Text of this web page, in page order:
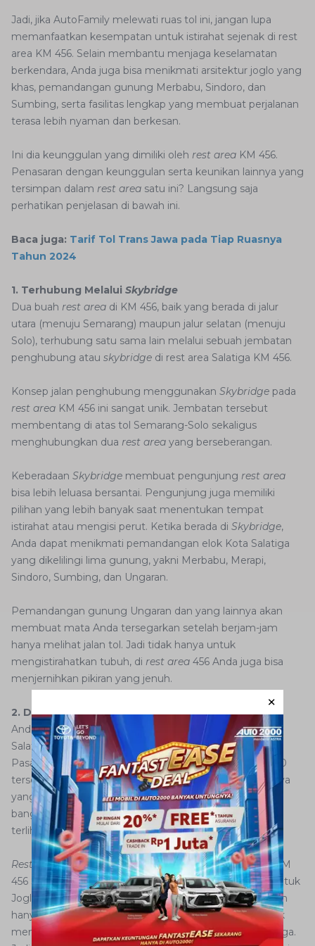
Jadi, jika AutoFamily melewati ruas tol ini, jangan lupa
memanfaatkan kesempatan untuk istirahat sejenak di rest
area KM 456. Selain membantu menjaga keselamatan
berkendara, Anda juga bisa menikmati arsitektur joglo yang
khas, pemandangan gunung Merbabu, Sindoro, dan
Sumbing, serta fasilitas lengkap yang membuat perjalanan
terasa lebih nyaman dan berkesan.
Ini dia keunggulan yang dimiliki oleh rest area KM 456.
Penasaran dengan keunggulan serta keunikan lainnya yang
tersimpan dalam rest area satu ini? Langsung saja
perhatikan penjelasan di bawah ini.
Baca juga: Tarif Tol Trans Jawa pada Tiap Ruasnya
Tahun 2024
1. Terhubung Melalui Skybridge
Dua buah rest area di KM 456, baik yang berada di jalur
utara (menuju Semarang) maupun jalur selatan (menuju
Solo), terhubung satu sama lain melalui sebuah jembatan
penghubung atau skybridge di rest area Salatiga KM 456.
Konsep jalan penghubung menggunakan Skybridge pada
rest area KM 456 ini sangat unik. Jembatan tersebut
membentang di atas tol Semarang-Solo sekaligus
menghubungkan dua rest area yang berseberangan.
Keberadaan Skybridge membuat pengunjung rest area
bisa lebih leluasa bersantai. Pengunjung juga memiliki
pilihan yang lebih banyak saat menentukan tempat
istirahat atau mengisi perut. Ketika berada di Skybridge,
Anda dapat menikmati pemandangan elok Kota Salatiga
yang dikelilingi lima gunung, yakni Merbabu, Merapi,
Sindoro, Sumbing, dan Ungaran.
Pemandangan gunung Ungaran dan yang lainnya akan
membuat mata Anda tersegarkan setelah berjam-jam
hanya melihat jalan tol. Jadi tidak hanya untuk
mengistirahatkan tubuh, di rest area 456 Anda juga bisa
menjernihkan pikiran yang jenuh.
2. Desain Bangunan yang Ikonik
Anda tidak perlu takut melewatkan
rest area
KM 456
Salatiga ketika melintas di jalan tol Semarang-Solo ini.
Pasalnya, TIP yang resmi beroperasi sejak Agustus 2020
tersebut sangat mudah dikenali. Selain karena ukurannya
yang lebih besar dibandingrest arealain, desain
bangunannya pun memiliki ciri khas yang membuatnya
terlihat menonjol.
Rest areayang memiliki nama resmi Resta Pendopo KM
456 Salatiga ini menggunakan desain bangunan berbentuk
Joglo yang merupakan rumah adat Jawa Tengah. Bukan
hanya itu, lima bangunan utamarest areapun dibentuk
menyerupai lima gunung yang mengelilingi Kota Salatiga.